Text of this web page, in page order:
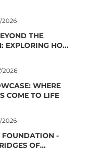
2026
THE
EXPLORING HO
2026
WHERE
COME TO LIFE
2026
FOUNDATION -
OF